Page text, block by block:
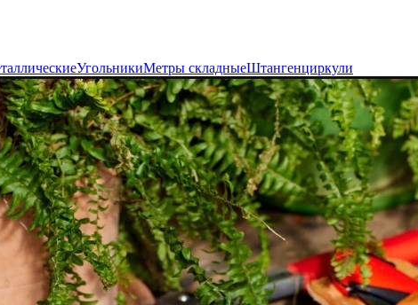
УгольникиМетры складныеШтангенциркули